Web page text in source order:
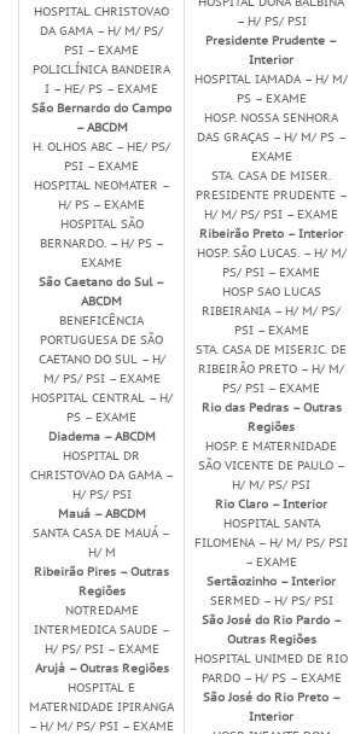
HOSPITAL CHRISTOVAO
DA GAMA – H/ M/ PS/
PSI – EXAME
POLICLÍNICA BANDEIRA
I – HE/ PS – EXAME
São Bernardo do Campo
– ABCDM
H. OLHOS ABC – HE/ PS/
PSI – EXAME
HOSPITAL NEOMATER –
H/ PS – EXAME
HOSPITAL SÃO
BERNARDO. – H/ PS –
EXAME
São Caetano do Sul –
ABCDM
BENEFICÊNCIA
PORTUGUESA DE SÃO
CAETANO DO SUL – H/
M/ PS/ PSI – EXAME
HOSPITAL CENTRAL – H/
PS – EXAME
Diadema – ABCDM
HOSPITAL DR
CHRISTOVAO DA GAMA –
H/ PS/ PSI
Mauá – ABCDM
SANTA CASA DE MAUÁ –
H/ M
Ribeirão Pires – Outras
Regiões
NOTREDAME
INTERMEDICA SAUDE –
H/ PS/ PSI – EXAME
Arujá – Outras Regiões
HOSPITAL E
MATERNIDADE IPIRANGA
– H/ M/ PS/ PSI – EXAME
– H/ PS/ PSI
Presidente Prudente –
Interior
HOSPITAL IAMADA – H/ M/
PS – EXAME
HOSP. NOSSA SENHORA
DAS GRAÇAS – H/ M/ PS –
EXAME
STA. CASA DE MISER.
PRESIDENTE PRUDENTE –
H/ M/ PS/ PSI – EXAME
Ribeirão Preto – Interior
HOSP. SÃO LUCAS. – H/ M/
PS/ PSI – EXAME
HOSP SAO LUCAS
RIBEIRANIA – H/ M/ PS/
PSI – EXAME
STA. CASA DE MISERIC. DE
RIBEIRÃO PRETO – H/ M/
PS/ PSI – EXAME
Rio das Pedras – Outras
Regiões
HOSP. E MATERNIDADE
SÃO VICENTE DE PAULO –
H/ M/ PS/ PSI
Rio Claro – Interior
HOSPITAL SANTA
FILOMENA – H/ M/ PS/ PSI
– EXAME
Sertãozinho – Interior
SERMED – H/ PS/ PSI
São José do Rio Pardo –
Outras Regiões
HOSPITAL UNIMED DE RIO
PARDO – H/ PS – EXAME
São José do Rio Preto –
Interior